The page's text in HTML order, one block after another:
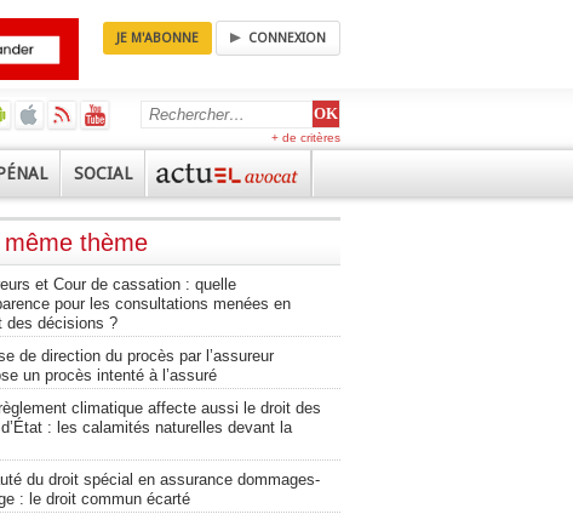
JE M'ABONNE CONNEXION
+ de critères
SOCIAL
même thème
et Cour de cassation : quelle
pour les consultations menées en
des décisions ?
de direction du procès par l’assureur
un procès intenté à l’assuré
climatique affecte aussi le droit des
: les calamités naturelles devant la
du droit spécial en assurance dommages-
: le droit commun écarté